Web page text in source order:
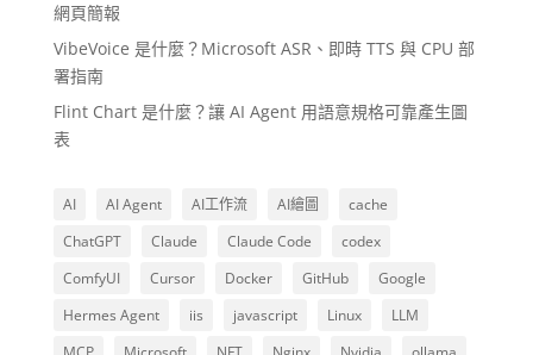
網頁簡報
VibeVoice 是什麼？Microsoft ASR、即時 TTS 與 CPU 部
署指南
Flint Chart 是什麼？讓 AI Agent 用語意規格可靠產生圖
表
AI AI Agent AI工作流 AI繪圖
cache
ChatGPT
Claude Claude Code
codex
ComfyUI
Cursor Docker GitHub
Google
Hermes Agent
iis javascript Linux
LLM